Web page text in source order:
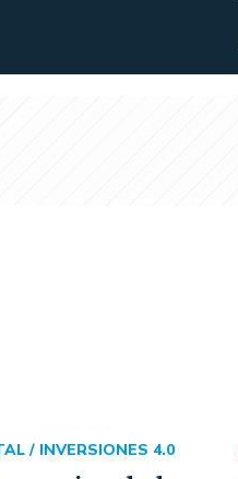
/ INVERSIONES 4.0